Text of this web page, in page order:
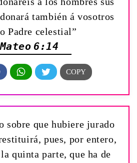
también á vosotros
Padre celestial”
6:14
sobre que hubiere jurado
pues, por entero,
quinta parte, que ha de